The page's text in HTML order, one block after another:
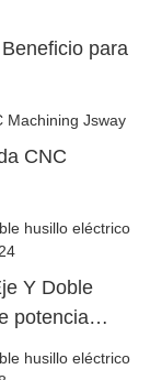
para
CNC
Y Doble
potencia